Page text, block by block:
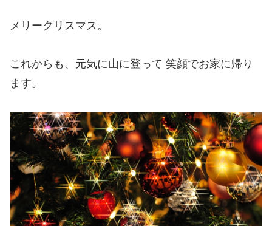
メリークリスマス。
これからも、元気に山に登って 笑顔でお家に帰り
ます。